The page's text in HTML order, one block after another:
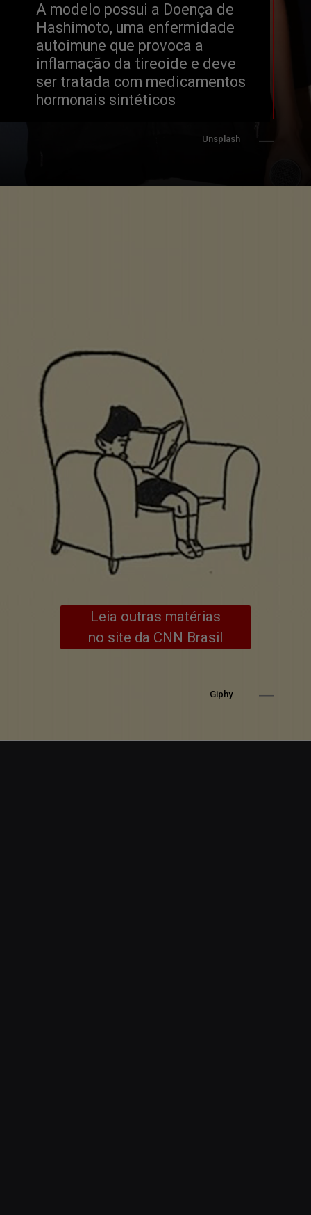
A modelo possui a Doença de
Hashimoto, uma enfermidade
autoimune que provoca a
inflamação da tireoide e deve
ser tratada com medicamentos
hormonais sintéticos
Unsplash
Leia outras matérias
no site da CNN Brasil
Giphy